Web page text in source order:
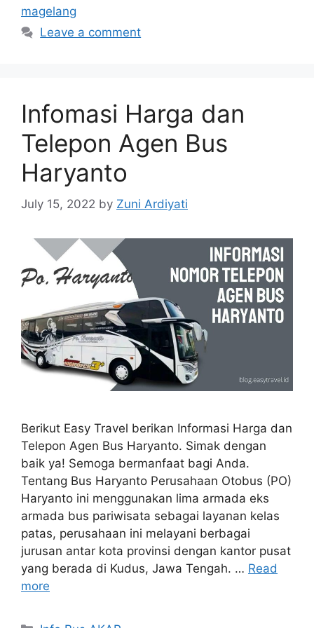
magelang
Leave a comment
Infomasi Harga dan
Telepon Agen Bus
Haryanto
July 15, 2022 by Zuni Ardiyati
Berikut Easy Travel berikan Informasi Harga dan
Telepon Agen Bus Haryanto. Simak dengan
baik ya! Semoga bermanfaat bagi Anda.
Tentang Bus Haryanto Perusahaan Otobus (PO)
Haryanto ini menggunakan lima armada eks
armada bus pariwisata sebagai layanan kelas
patas, perusahaan ini melayani berbagai
jurusan antar kota provinsi dengan kantor pusat
yang berada di Kudus, Jawa Tengah. … Read
more